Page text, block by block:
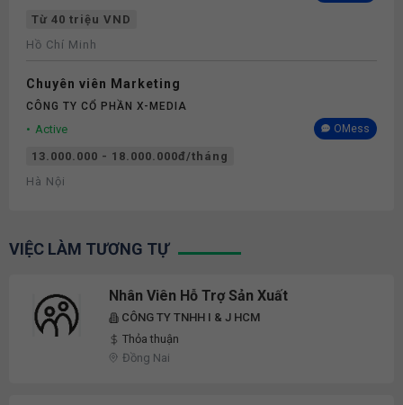
Từ 40 triệu VND
Hồ Chí Minh
Chuyên viên Marketing
CÔNG TY CỔ PHẦN X-MEDIA
Active OMess
13.000.000 - 18.000.000đ/tháng
Hà Nội
VIỆC LÀM TƯƠNG TỰ
Nhân Viên Hỗ Trợ Sản Xuất
CÔNG TY TNHH I & J HCM
Thỏa thuận
Đồng Nai